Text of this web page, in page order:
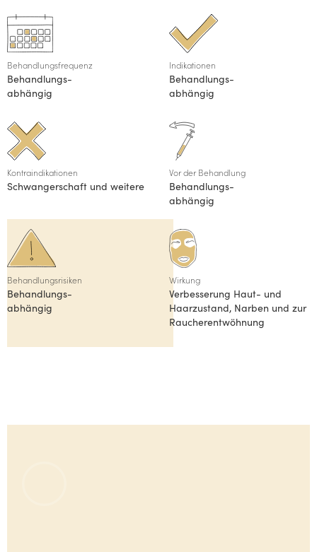
Behandlungsfrequenz
Behandlungs-
abhängig
Indikationen
Behandlungs-
abhängig
Kontraindikationen
Schwangerschaft und weitere
Vor der Behandlung
Behandlungs-
abhängig
Behandlungsrisiken
Behandlungs-
abhängig
Wirkung
Verbesserung Haut- und
Haarzustand, Narben und zur
Raucherentwöhnung